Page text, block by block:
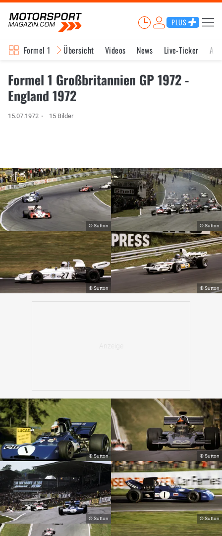
PLUS
Formel 1 Übersicht Videos News Live-Ticker
Formel 1 Großbritannien GP 1972 -
England 1972
15.07.1972 15 Bilder